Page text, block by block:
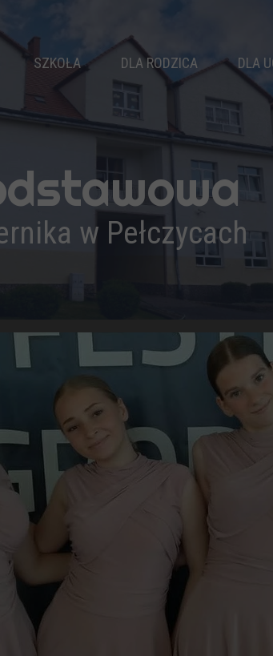
SZKOŁA
KLASY
PEDAGOG
LOGOPEDA
PSYCHOLOG
PROJEKTY
DLA RODZICA
RADA RODZICÓW
KALENDARZ ROKU
DZWONKI
ŚWIETLICA
KOMUNIKATY
REKRUTACJA
DLA
w Pełczycach